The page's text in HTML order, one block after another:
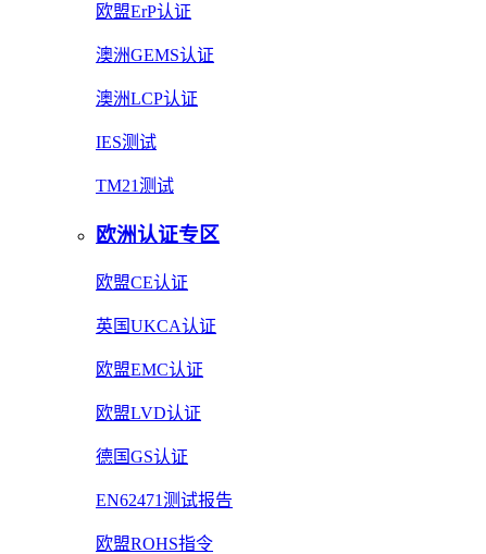
欧盟ErP认证
澳洲GEMS认证
澳洲LCP认证
IES测试
TM21测试
欧洲认证专区
欧盟CE认证
英国UKCA认证
欧盟EMC认证
欧盟LVD认证
德国GS认证
EN62471测试报告
欧盟ROHS指令